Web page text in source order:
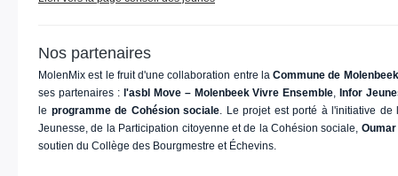
Nos partenaires
MolenMix est le fruit d'une collaboration entre laCommune de
ses partenaires : l'asbl Move – Molenbeek Vivre Ensemble, Infor
le programme de Cohésion sociale. Le projet est porté à l'initiative de
Jeunesse, de la Participation citoyenne et de la Cohésion sociale,
soutien du Collège des Bourgmestre et Échevins.